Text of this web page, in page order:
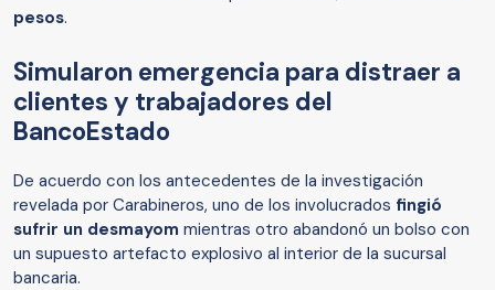
pesos.
Simularon emergencia para distraer a
clientes y trabajadores del
BancoEstado
De acuerdo con los antecedentes de la investigación
revelada por Carabineros, uno de los involucrados fingió
sufrir un desmayom mientras otro abandonó un bolso con
un supuesto artefacto explosivo al interior de la sucursal
bancaria.